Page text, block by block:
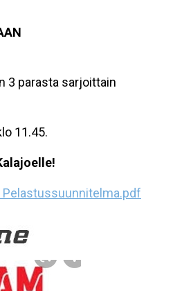
3 parasta sarjoittain
11.45.
Pelastussuunnitelma.pdf